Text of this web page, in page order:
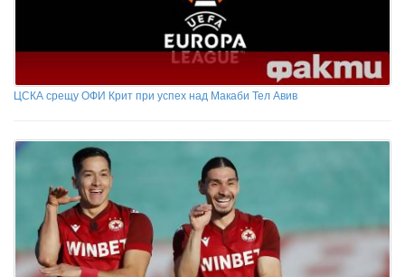
ЦСКА срещу ОФИ Крит при успех над Макаби Тел Авив